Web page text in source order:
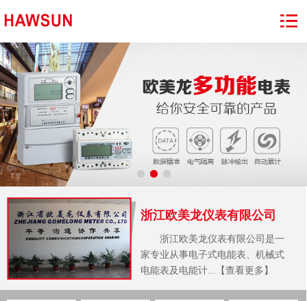
浙江欧美龙仪表有限公司
浙江欧美龙仪表有限公司是一
家专业从事电子式电能表、机械式
电能表及电能计...【查看更多】